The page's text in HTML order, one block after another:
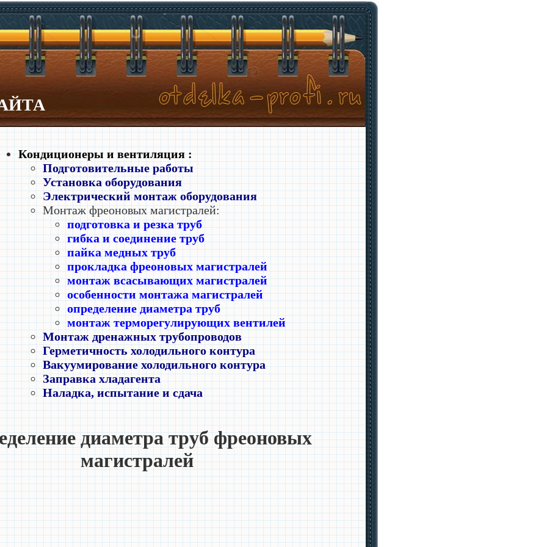
Кондиционеры и вентиляция :
Подготовительные работы
Установка оборудования
Электрический монтаж оборудования
Монтаж фреоновых магистралей:
подготовка и резка труб
гибка и соединение труб
пайка медных труб
прокладка фреоновых магистралей
монтаж всасывающих магистралей
особенности монтажа магистралей
определение диаметра труб
монтаж терморегулирующих вентилей
Монтаж дренажных трубопроводов
Герметичность холодильного контура
Вакуумирование холодильного контура
Заправка хладагента
Наладка, испытание и сдача
диаметра труб фреоновых
магистралей